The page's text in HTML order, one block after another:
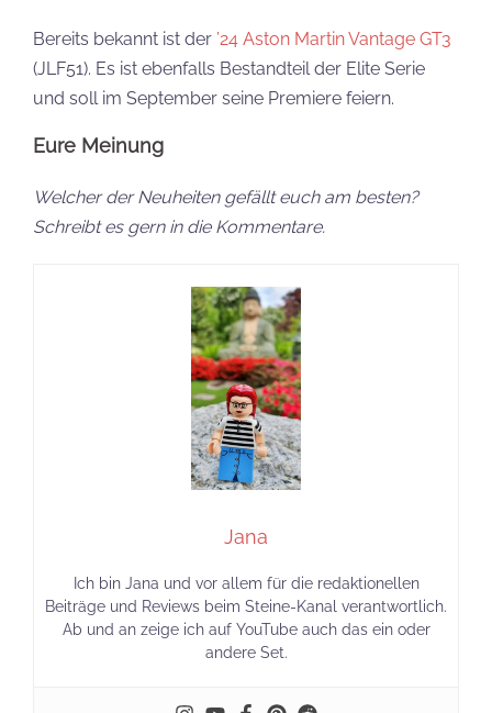
Jana
Beiträge und Reviews beim Steine-Kanal verantwortlich.
Ab und an zeige ich auf YouTube auch das ein oder
andere Set.
Empfohlene Beiträge:
Mattel Brick Shop
gibt neue Lizenzen
bekannt:…
Audi R8 LMS und
Audi Avant RS2
ergänzen Mattel
Brick…